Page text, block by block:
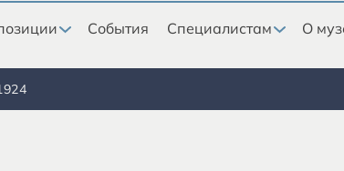
События Специалистам О